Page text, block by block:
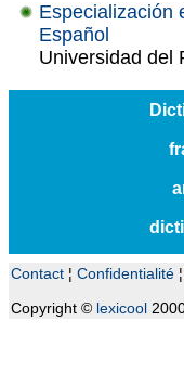
Especialización
Español
Universidad del
Contact ¦ Confidentialité ¦
Copyright © lexicool